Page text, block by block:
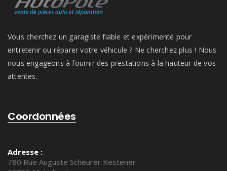
Vous cherchez un garagiste fiable et expérimenté pour
entretenir ou réparer votre véhicule ? Ne cherchez plus ! Nous
nous engageons à fournir des prestations à la hauteur de vos
attentes.
Coordonnées
Adresse :
780 Rue Auguste Scheurer Kestener